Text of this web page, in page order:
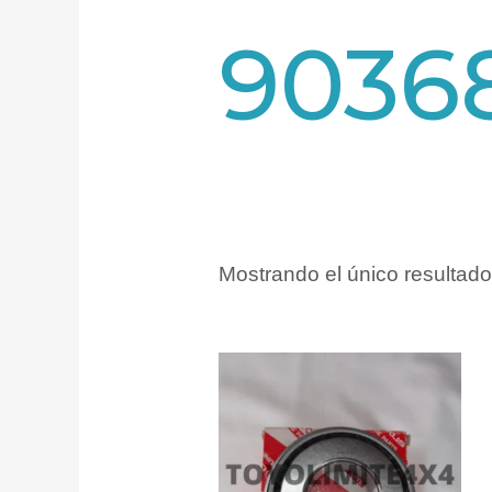
Mostrando el único resultado